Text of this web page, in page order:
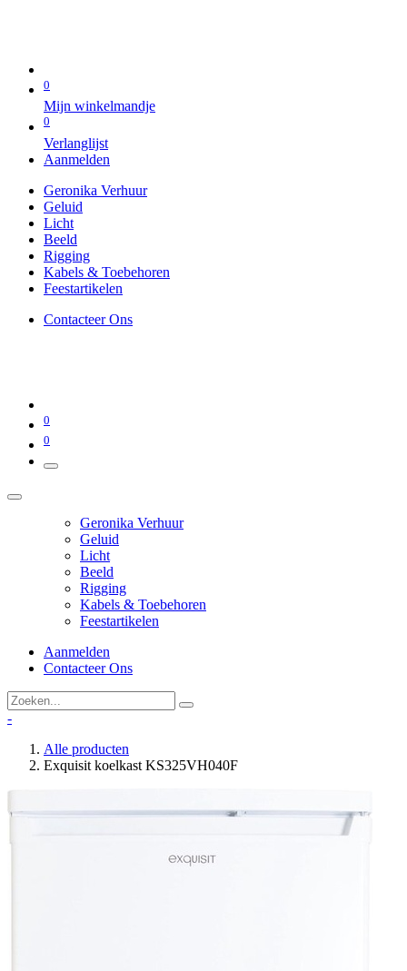
0
Mijn winkelmandje
0
Verlanglijst
Aanmelden
Geronika Verhuur
Geluid
Licht
Beeld
Rigging
Kabels & Toebehoren
Feestartikelen
Contacteer Ons
0
0
Geronika Verhuur
Geluid
Licht
Beeld
Rigging
Kabels & Toebehoren
Feestartikelen
Aanmelden
Contacteer Ons
-
Alle producten
Exquisit koelkast KS325VH040F